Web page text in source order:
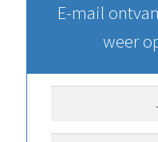
E-mail
weer